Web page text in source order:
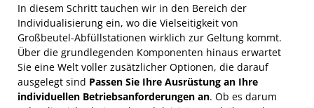
In diesem Schritt tauchen wir in den Bereich der
Individualisierung ein, wo die Vielseitigkeit von
Großbeutel-Abfüllstationen wirklich zur Geltung kommt.
Über die grundlegenden Komponenten hinaus erwartet
Sie eine Welt voller zusätzlicher Optionen, die darauf
ausgelegt sind Passen Sie Ihre Ausrüstung an Ihre
individuellen Betriebsanforderungen an. Ob es darum